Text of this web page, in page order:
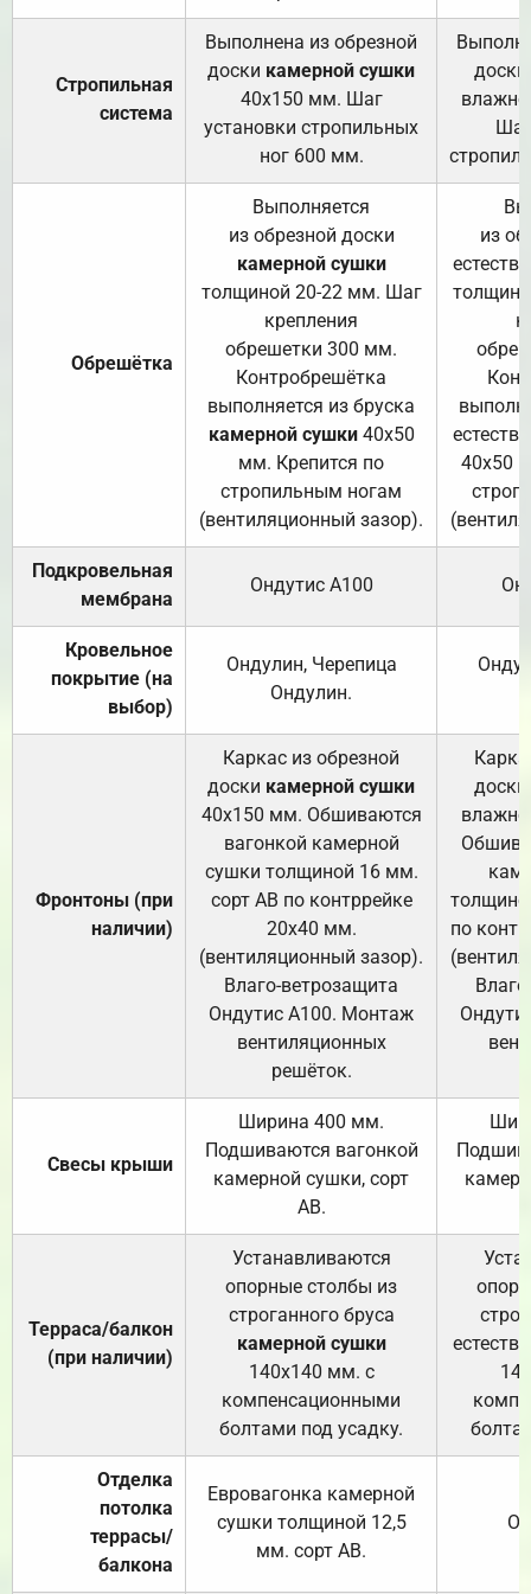
Стропильная
система
Выполнена из обрезной
доски камерной сушки
40х150 мм. Шаг
установки стропильных
ног 600 мм.
доски
Обрешётка
Выполняется
из обрезной доски
камерной сушки
толщиной 20-22 мм. Шаг
крепления
обрешетки 300 мм.
Контробрешётка
выполняется из бруска
камерной сушки40х50
мм. Крепится по
стропильным ногам
(вентиляционный зазор).
из
40х50
Подкровельная
мембрана
Ондутис А100
Кровельное
покрытие (на
выбор)
Ондулин, Черепица
Ондулин.
Фронтоны (при
наличии)
Каркас из обрезной
доски камерной сушки
40х150 мм. Обшиваются
вагонкой камерной
сушки толщиной 16 мм.
сорт АВ по контррейке
20х40 мм.
(вентиляционный зазор).
Влаго-ветрозащита
Ондутис А100. Монтаж
вентиляционных
решёток.
доски
по
Свесы крыши
Ширина 400 мм.
Подшиваются вагонкой
камерной сушки, сорт
АВ.
Терраса/балкон
(при наличии)
Устанавливаются
опорные столбы из
строганного бруса
камерной сушки
140х140 мм. с
компенсационными
болтами под усадку.
Отделка
потолка
террасы/
балкона
Евровагонка камерной
сушки толщиной 12,5
мм. сорт АВ.